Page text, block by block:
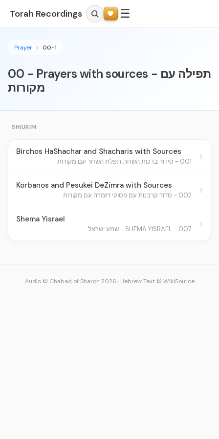
Torah Recordings ☰
Prayer 00-1
00 - Prayers with sources - תפילה עם
מקורות
SHIURIM
Birchos HaShachar and Shacharis with Sources
001 - סידור ברכות השחר, תפלת השחר עם מקורות ›
Korbanos and Pesukei DeZimra with Sources
002 - סדור קרבנות עם פסוקי דזמרה עם מקורות ›
Shema Yisrael
007 - SHEMA YISRAEL - שמע ישראל ›
Audio © Chabad of Sharon 2026 · Hebrew Text © WikiSource